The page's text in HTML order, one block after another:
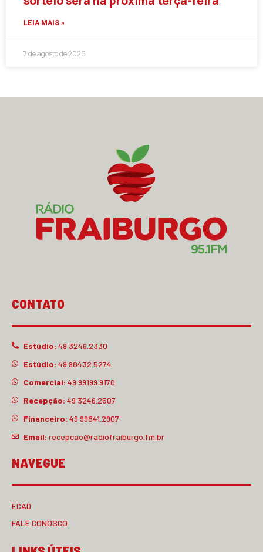
LEIA MAIS »
7 de agosto de 2026
CONTATO
Estúdio: 49 3246.2330
Estúdio: 49 98432.5274
Comercial: 49 99199.9170
Recepção: 49 3246.2507
Financeiro: 49 99841.2907
Email: recepcao@radiofraiburgo.fm.br
NAVEGUE
ECAD
FALE CONOSCO